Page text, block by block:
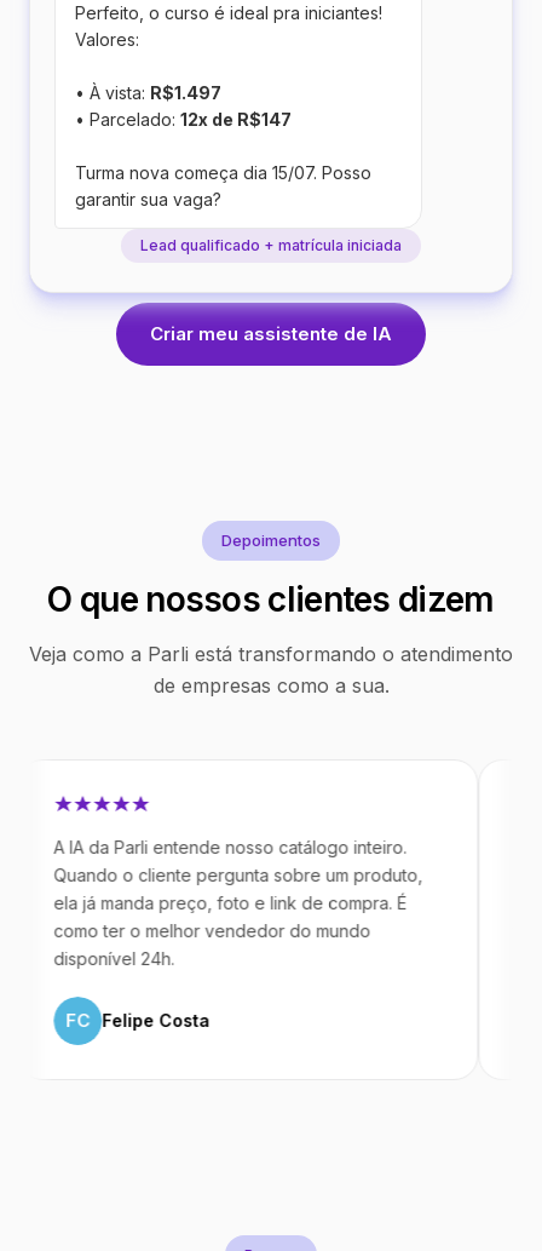
Perfeito, o curso é ideal pra iniciantes!
Valores:
• À vista: R$1.497
• Parcelado: 12x de R$147
Turma nova começa dia 15/07. Posso
garantir sua vaga?
Lead qualificado + matrícula iniciada
Criar meu assistente de IA
Depoimentos
O que nossos clientes dizem
Veja como a Parli está transformando o atendimento
de empresas como a sua.
IA da Parli entende nosso catálogo inteiro.
o cliente pergunta sobre um produto,
já manda preço, foto e link de compra. É
ter o melhor vendedor do mundo
24h.
Felipe Costa